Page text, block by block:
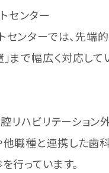
センター
センターでは、先端
まで幅広く対応して
リハビリテーション
職種と連携した歯
行っています。